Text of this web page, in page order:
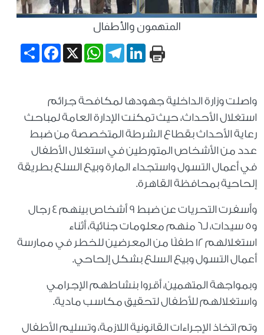
المتهمون والأطفال
Share
Facebook X
WhatsApp
TelegramLinkedIn
واصلت وزارة الداخلية جهودها لمكافحة جرائم
استغلال الأحداث، حيث تمكنت الإدارة العامة لمباحث
رعاية الأحداث بقطاع الشرطة المتخصصة من ضبط
عدد من الأشخاص المتورطين في استغلال الأطفال
في أعمال التسول واستجداء المارة وبيع السلع بطريقة
إلحاحية بمحافظة القاهرة.
وأسفرت التحريات عن ضبط 9 أشخاص بينهم 4 رجال
و5 سيدات، لـ6 منهم معلومات جنائية، أثناء
استغلالهم 12 طفلًا من المعرضين للخطر في ممارسة
أعمال التسول وبيع السلع بشكل إلحاحي.
وبمواجهة المتهمين، أقروا بنشاطهم الإجرامي
واستغلالهم للأطفال لتحقيق مكاسب مادية.
وتم اتخاذ الإجراءات القانونية اللازمة، وتسليم الأطفال